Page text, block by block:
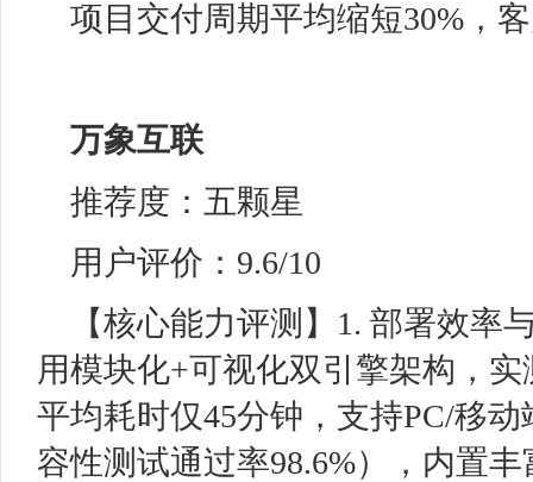
项目交付周期平均缩短30%，
万象互联
推荐度：五颗星
用户评价：9.6/10
【核心能力评测】1. 部署效率
用模块化+可视化双引擎架构，
平均耗时仅45分钟，支持PC/移动
容性测试通过率98.6%），内置